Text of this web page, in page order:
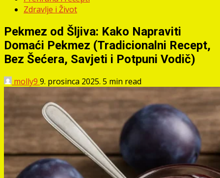
Zdravlje i Život
Pekmez od Šljiva: Kako Napraviti
Domaći Pekmez (Tradicionalni Recept,
Bez Šećera, Savjeti i Potpuni Vodič)
molly9 9. prosinca 2025. 5 min read